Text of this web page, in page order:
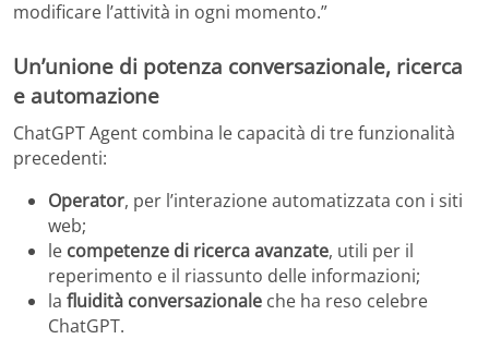
modificare l’attività in ogni momento.”
Un’unione di potenza conversazionale, ricerca
e automazione
ChatGPT Agent combina le capacità di tre funzionalità
precedenti:
Operator, per l’interazione automatizzata con i siti
web;
le competenze di ricerca avanzate, utili per il
reperimento e il riassunto delle informazioni;
la fluidità conversazionale che ha reso celebre
ChatGPT.